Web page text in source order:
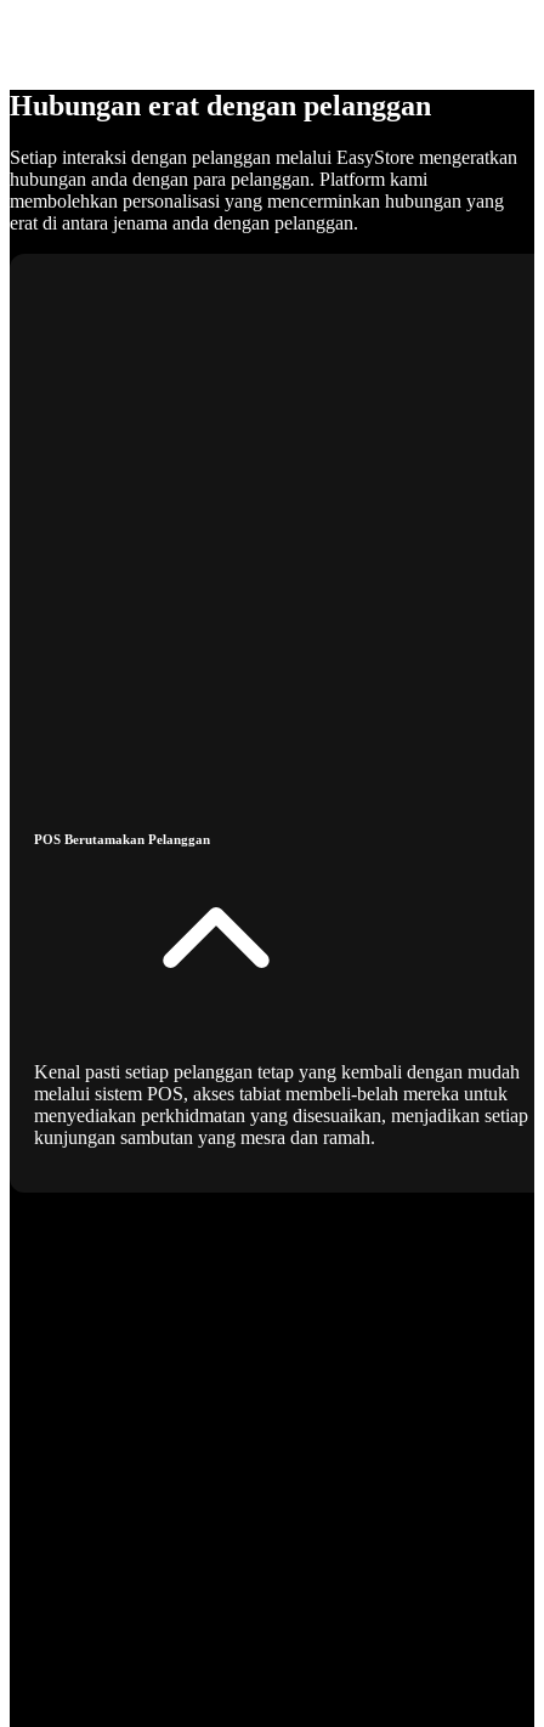
Hubungan erat dengan pelanggan
Setiap interaksi dengan pelanggan melalui EasyStore mengeratkan
hubungan anda dengan para pelanggan. Platform kami
membolehkan personalisasi yang mencerminkan hubungan yang
erat di antara jenama anda dengan pelanggan.
POS Berutamakan Pelanggan
Kenal pasti setiap pelanggan tetap yang kembali dengan mudah
melalui sistem POS, akses tabiat membeli-belah mereka untuk
menyediakan perkhidmatan yang disesuaikan, menjadikan setiap
kunjungan sambutan yang mesra dan ramah.